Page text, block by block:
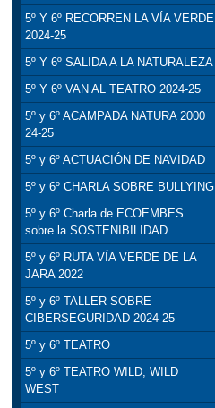
5º Y 6º RECORREN LA VÍA VERDE
2024-25
5º Y 6º SALIDA A LA NATURALEZA
5º Y 6º VAN AL TEATRO 2024-25
5º y 6º ACAMPADA NATURA 2000
24-25
5º y 6º ACTUACIÓN DE NAVIDAD
5º y 6º CHARLA SOBRE BULLYING
5º y 6º Charla de ECOEMBES
sobre la SOSTENIBILIDAD
5º y 6º RUTA VÍA VERDE DE LA
JARA 2022
5º y 6º TALLER SOBRE
CIBERSEGURIDAD 2024-25
5º y 6º TEATRO
5º y 6º TEATRO WILD, WILD
WEST